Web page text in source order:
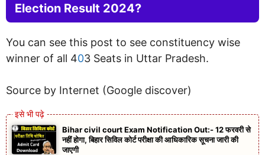
Election Result 2024?
You can see this post to see constituency wise
winner of all 403 Seats in Uttar Pradesh.
Source by Internet (Google discover)
Bihar civil court Exam Notification Out:- 12 फरवरी से
नहीं होगा, बिहार सिविल कोर्ट परीक्षा की आधिकारिक सूचना जारी की
जाएगी